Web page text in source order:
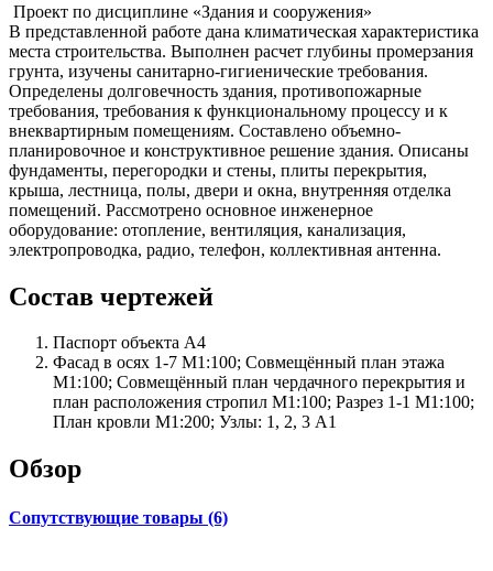
Проект по дисциплине «Здания и сооружения»
В представленной работе дана климатическая характеристика
места строительства. Выполнен расчет глубины промерзания
грунта, изучены санитарно-гигиенические требования.
Определены долговечность здания, противопожарные
требования, требования к функциональному процессу и к
внеквартирным помещениям. Составлено объемно-
планировочное и конструктивное решение здания. Описаны
фундаменты, перегородки и стены, плиты перекрытия,
крыша, лестница, полы, двери и окна, внутренняя отделка
помещений. Рассмотрено основное инженерное
оборудование: отопление, вентиляция, канализация,
электропроводка, радио, телефон, коллективная антенна.
Состав чертежей
Паспорт объекта А4
Фасад в осях 1-7 М1:100; Совмещённый план этажа
М1:100; Совмещённый план чердачного перекрытия и
план расположения стропил М1:100; Разрез 1-1 М1:100;
План кровли М1:200; Узлы: 1, 2, 3 А1
Обзор
Сопутствующие товары (6)